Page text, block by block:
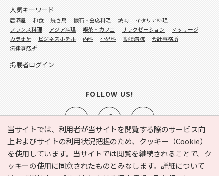
当サイトでは、利用者が当サイトを閲覧する際のサービス向
上およびサイトの利用状況把握のため、クッキー（Cookie）
を使用しています。当サイトでは閲覧を継続されることで、ク
ッキーの使用に同意されたものとみなします。詳細について
e-NAVITA（イーナビタ）とは？ お気に入り
ヘルプ
利用規約
個人情報の取り扱いについて 運営会社
人気キーワード
居酒屋 和食 焼き鳥 懐石・会席料理 焼肉
イタリア料理
フランス料理
アジア料理 喫茶・カフェ リラクゼーション
マッサージ
カラオケ
ビジネスホテル 内科 小児科 動物病院
会計事務所
法律事務所
掲載者ログイン
FOLLOW US!